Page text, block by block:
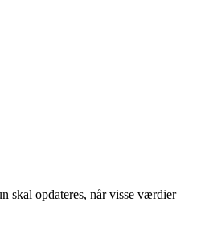
skal opdateres, når visse værdier